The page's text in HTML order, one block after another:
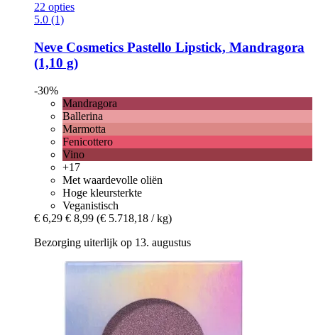
22 opties
5.0 (1)
Neve Cosmetics Pastello Lipstick, Mandragora
(1,10 g)
-30%
Mandragora
Ballerina
Marmotta
Fenicottero
Vino
+17
Met waardevolle oliën
Hoge kleursterkte
Veganistisch
€ 6,29 € 8,99 (€ 5.718,18 / kg)
Bezorging uiterlijk op 13. augustus